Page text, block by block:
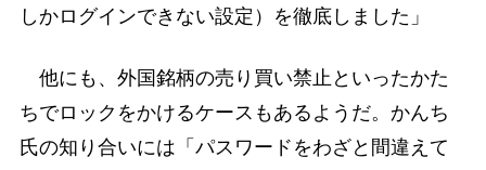
しかログインできない設定）を徹底しました」
他にも、外国銘柄の売り買い禁止といったかた
ちでロックをかけるケースもあるようだ。かんち
氏の知り合いには「パスワードをわざと間違えて